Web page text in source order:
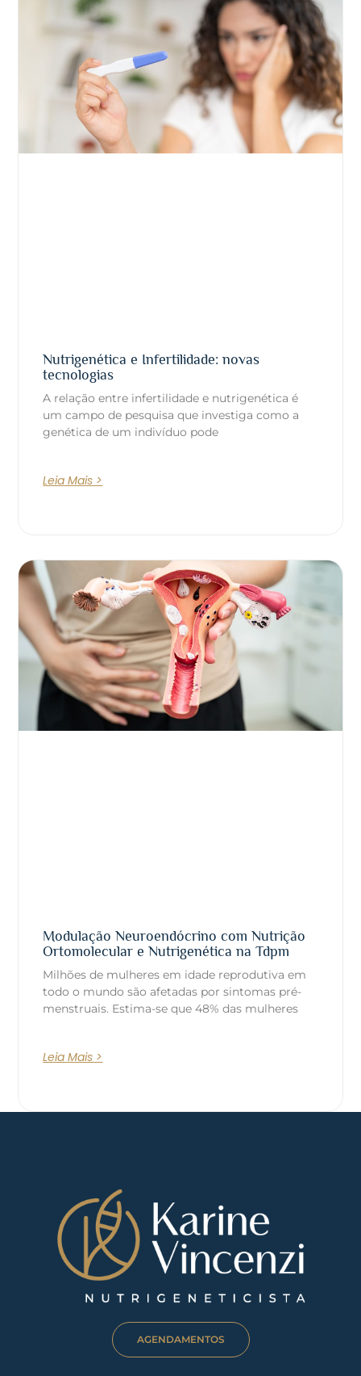
Nutrigenética e Infertilidade: novas
tecnologias
A relação entre infertilidade e nutrigenética é
um campo de pesquisa que investiga como a
genética de um indivíduo pode
Leia Mais >
Modulação Neuroendócrino com Nutrição
Ortomolecular e Nutrigenética na Tdpm
Milhões de mulheres em idade reprodutiva em
todo o mundo são afetadas por sintomas pré-
menstruais. Estima-se que 48% das mulheres
Leia Mais >
AGENDAMENTOS